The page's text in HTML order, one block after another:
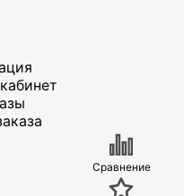
Сравнение